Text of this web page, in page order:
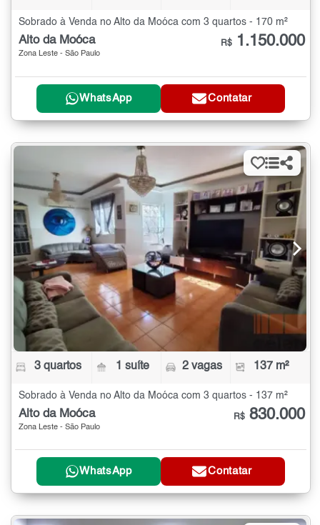
Sobrado à Venda no Alto da Moóca com 3 quartos - 170 m²
Alto da Moóca
Zona Leste - São Paulo
R$ 1.150.000
WhatsApp Contatar
3 quartos 1 suíte 2 vagas 137 m²
Sobrado à Venda no Alto da Moóca com 3 quartos - 137 m²
Alto da Moóca
Zona Leste - São Paulo
R$ 830.000
WhatsApp Contatar